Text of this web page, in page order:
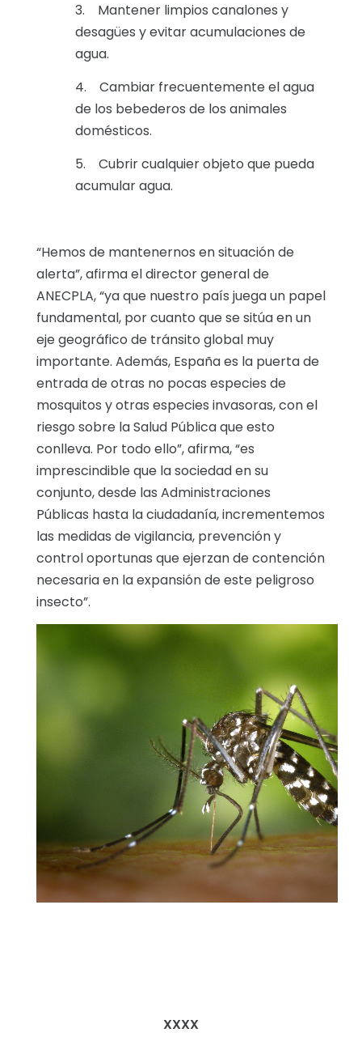
3. Mantener limpios canalones y
desagües y evitar acumulaciones de
agua.
4. Cambiar frecuentemente el agua
de los bebederos de los animales
domésticos.
5. Cubrir cualquier objeto que pueda
acumular agua.
“Hemos de mantenernos en situación de
alerta”, afirma el director general de
ANECPLA, “ya que nuestro país juega un papel
fundamental, por cuanto que se sitúa en un
eje geográfico de tránsito global muy
importante. Además, España es la puerta de
entrada de otras no pocas especies de
mosquitos y otras especies invasoras, con el
riesgo sobre la Salud Pública que esto
conlleva. Por todo ello”, afirma, “es
imprescindible que la sociedad en su
conjunto, desde las Administraciones
Públicas hasta la ciudadanía, incrementemos
las medidas de vigilancia, prevención y
control oportunas que ejerzan de contención
necesaria en la expansión de este peligroso
insecto”.
XXXX